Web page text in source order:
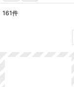
161件